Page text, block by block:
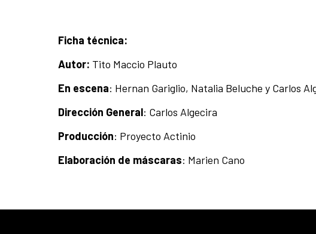
Ficha técnica:
Autor: Tito Maccio Plauto
En escena: Hernan Gariglio, Natalia Beluche y Carlos
Dirección General: Carlos Algecira
Producción: Proyecto Actinio
Elaboración de máscaras: Marien Cano